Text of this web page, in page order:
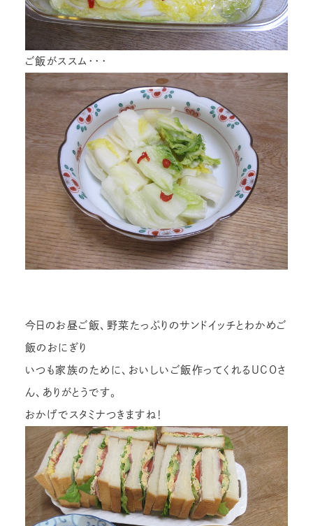
ご飯がススム・・・
今日のお昼ご飯、野菜たっぷりのサンドイッチとわかめご
飯のおにぎり
いつも家族のために、おいしいご飯作ってくれるＵCＯさ
ん、ありがとうです。
おかげでスタミナつきますね！